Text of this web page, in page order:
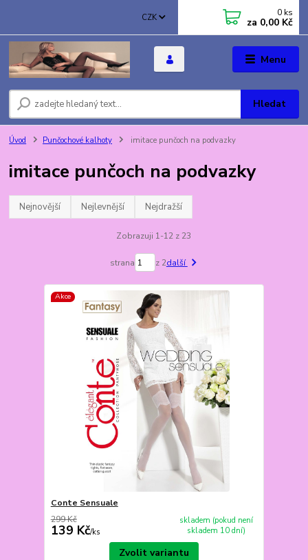
Menu
CZK
Hledat
0 ks
za 0,00 Kč
Úvod Punčochové kalhoty imitace punčoch na podvazky
imitace punčoch na podvazky
Nejnovější Nejlevnější Nejdražší
Zobrazuji 1-12 z 23
strana z 2další
Akce
Conte Sensuale
299 Kč
139 Kč/ks
skladem (pokud není
skladem 10 dní)
Zvolit variantu